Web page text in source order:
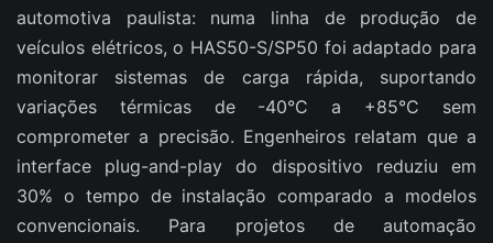
automotiva paulista: numa linha de produção de
veículos elétricos, o HAS50-S/SP50 foi adaptado para
monitorar sistemas de carga rápida, suportando
variações térmicas de -40°C a +85°C sem
comprometer a precisão. Engenheiros relatam que a
interface plug-and-play do dispositivo reduziu em
30% o tempo de instalação comparado a modelos
convencionais. Para projetos de automação